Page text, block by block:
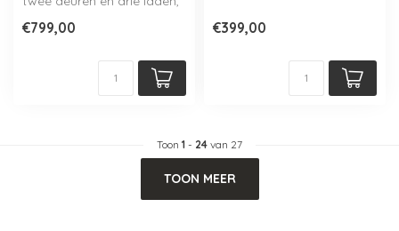
me...
€799,00 €399,00
Toon 1 - 24 van 27
TOON MEER